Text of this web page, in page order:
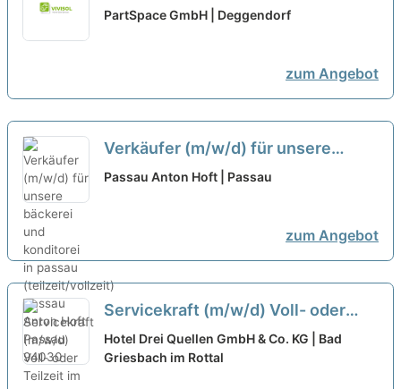
Steuerfachangestellter (m/w/d)
PartSpace GmbH | Deggendorf
zum Angebot
Verkäufer (m/w/d) für unsere
bäckerei und konditorei in passau
Passau Anton Hoft | Passau
zum Angebot
Servicekraft (m/w/d) Voll- oder
Teilzeit im 4* Wellnesshotel neu
Hotel Drei Quellen GmbH & Co. KG | Bad
Griesbach im Rottal